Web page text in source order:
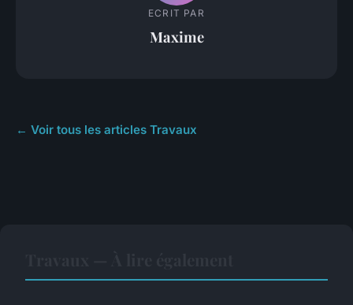
ECRIT PAR
Maxime
← Voir tous les articles Travaux